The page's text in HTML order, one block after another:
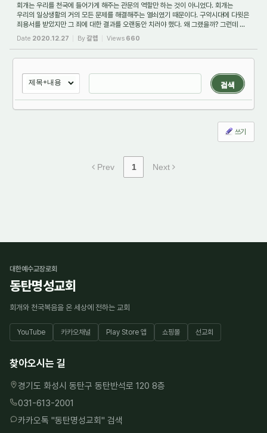
회개는 우리를 천국에 들어가게 해주는 관문의 역할만 하는 것이 아니었다. 회개는
우리의 일상생활의 거의 모든 문제를 해결해주는 열쇠였기 때문이다. 구약시대에 다윗은
죄용서를 받았지만 그 죄에 대한 결과를 오랜동안 치러야 했다. 왜 그랬을까? 그런데 ...
Date 2020.12.27 By갈렙 Views 660
검색
쓰기
Prev 1 Next
대한예수교장로회
동탄명성교회
회개와 천국복음을 온 세상에 전하는 교회
YouTube 카카오채널 Play Store 앱 쇼핑몰 선교회
찾아오시는 길
경기도 화성시 동탄구 동탄반석로 120 8층
031-613-2001
카카오톡 "동탄명성교회" 검색